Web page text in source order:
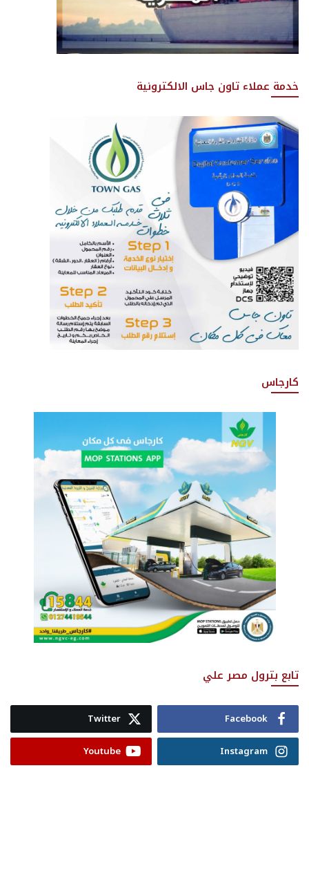
خدمة عملاء تاون جاس الالكترونية
كارجاس
تابع بترول مصر علي
Facebook
Twitter
Instagram
Youtube